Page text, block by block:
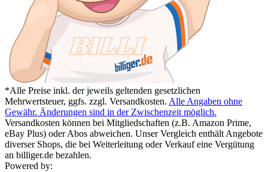
*Alle Preise inkl. der jeweils geltenden gesetzlichen
Mehrwertsteuer, ggfs. zzgl. Versandkosten. Alle Angaben ohne
Gewähr. Änderungen sind in der Zwischenzeit möglich.
Versandkosten können bei Mitgliedschaften (z.B. Amazon Prime,
eBay Plus) oder Abos abweichen. Unser Vergleich enthält Angebote
diverser Shops, die bei Weiterleitung oder Verkauf eine Vergütung
an billiger.de bezahlen.
Powered by: